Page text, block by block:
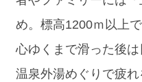
め。標高1200ｍ以上
心ゆくまで滑った後
温泉外湯めぐりで疲れ